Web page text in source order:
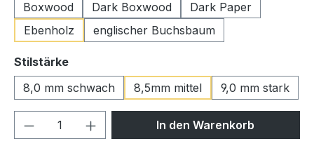
Boxwood
Dark Boxwood
Dark Paper
Ebenholz
englischer Buchsbaum
Stilstärkeauswählen
8,0 mm schwach
8,5mm mittel 9,0 mm stark
Produkt Anzahl: Gib denIn den Warenkorb